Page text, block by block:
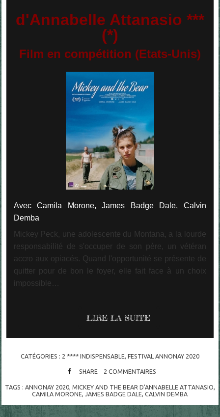
d'Annabelle Attanasio ***
(*)
Film en compétition (Etats-Unis)
Avec Camila Morone, James Badge Dale, Calvin
Demba
Mickey Peck, une adolescente du Montana, a la lourde
responsabilité de s'occuper de son père, un vétéran
accro aux opiacés. Quand l'opportunité se présente de
quitter pour de bon le foyer, elle fait face à un choix
impossible…
LIRE LA SUITE
CATÉGORIES : 2 **** INDISPENSABLE, FESTIVAL ANNONAY 2020
SHARE 2 COMMENTAIRES
TAGS : ANNONAY 2020, MICKEY AND THE BEAR D'ANNABELLE ATTANASIO,
CAMILA MORONE,JAMES BADGE DALE,CALVIN DEMBA